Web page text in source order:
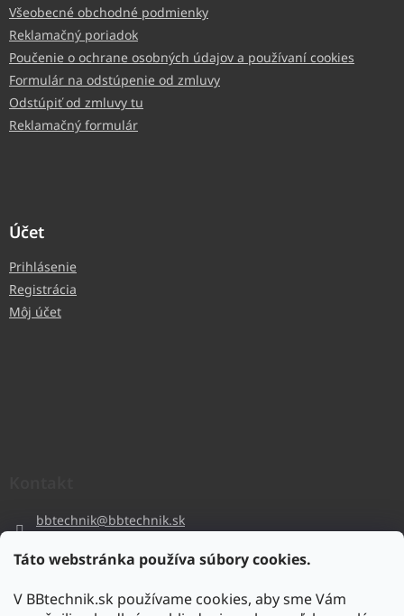
Táto webstránka používa súbory cookies.
V BBtechnik.sk používame cookies, aby sme Vám
Všeobecné obchodné podmienky
Reklamačný poriadok
Poučenie o ochrane osobných údajov a používaní cookies
Formulár na odstúpenie od zmluvy
Odstúpiť od zmluvy tu
Reklamačný formulár
Účet
Prihlásenie
Registrácia
Môj účet
bbtechnik@bbtechnik.sk
bbtechnik